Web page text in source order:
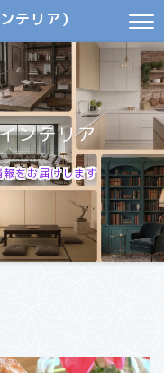
テリア）
ンテリア
をお届けします